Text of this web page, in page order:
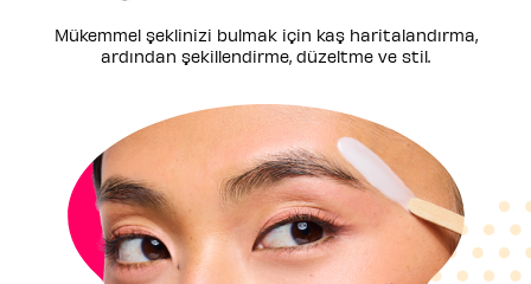
Mükemmel şeklinizi bulmak için kaş haritalandırma,
ardından şekillendirme, düzeltme ve stil.